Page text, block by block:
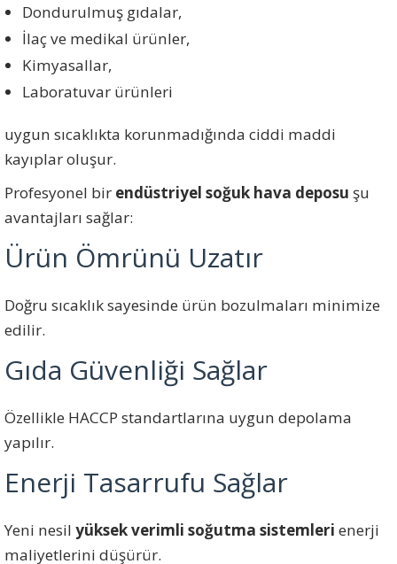
Dondurulmuş gıdalar,
İlaç ve medikal ürünler,
Kimyasallar,
Laboratuvar ürünleri
uygun sıcaklıkta korunmadığında ciddi maddi
kayıplar oluşur.
Profesyonel bir endüstriyel soğuk hava deposu şu
avantajları sağlar:
Ürün Ömrünü Uzatır
Doğru sıcaklık sayesinde ürün bozulmaları minimize
edilir.
Gıda Güvenliği Sağlar
Özellikle HACCP standartlarına uygun depolama
yapılır.
Enerji Tasarrufu Sağlar
Yeni nesil yüksek verimli soğutma sistemleri enerji
maliyetlerini düşürür.